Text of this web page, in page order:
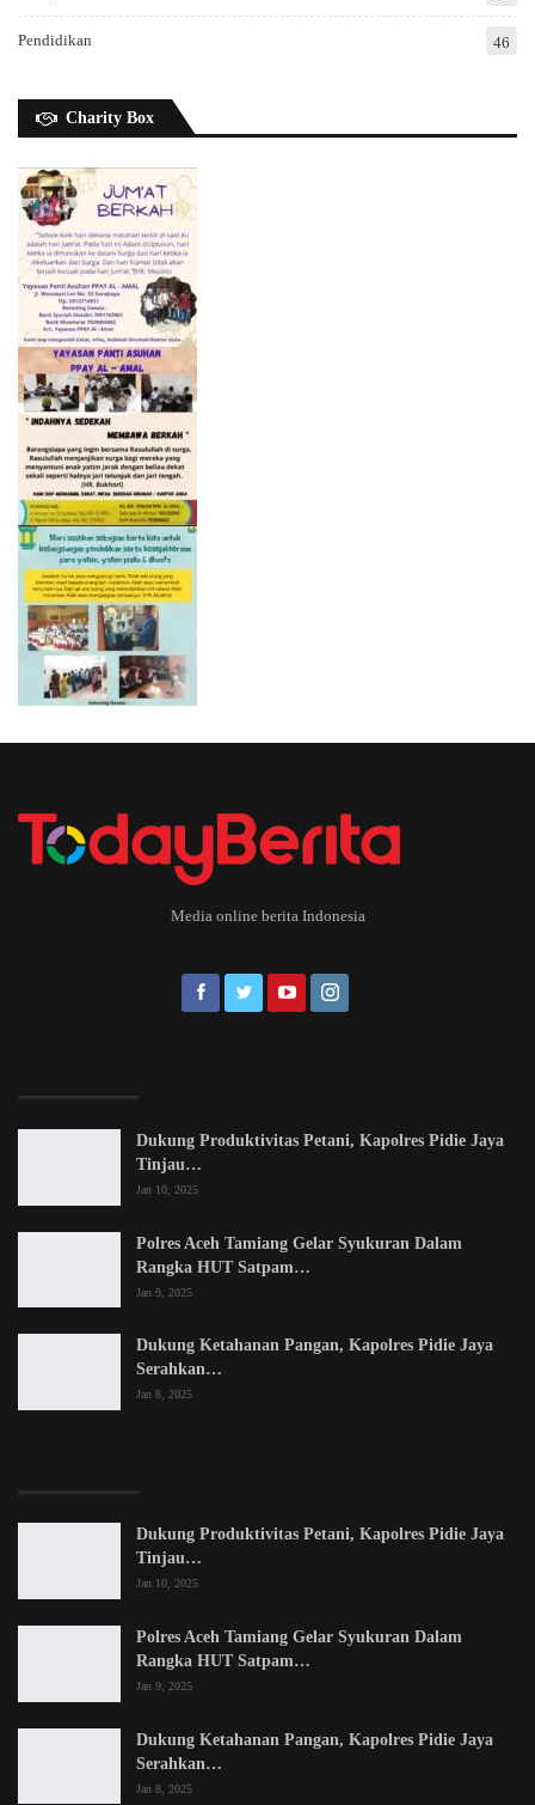
Pendidikan 46
Charity Box
Media online berita Indonesia
Dukung Produktivitas Petani, Kapolres Pidie Jaya
Tinjau…
Jan 10, 2025
Polres Aceh Tamiang Gelar Syukuran Dalam
Rangka HUT Satpam…
Jan 9, 2025
Dukung Ketahanan Pangan, Kapolres Pidie Jaya
Serahkan…
Jan 8, 2025
Dukung Produktivitas Petani, Kapolres Pidie Jaya
Tinjau…
Jan 10, 2025
Polres Aceh Tamiang Gelar Syukuran Dalam
Rangka HUT Satpam…
Jan 9, 2025
Dukung Ketahanan Pangan, Kapolres Pidie Jaya
Serahkan…
Jan 8, 2025